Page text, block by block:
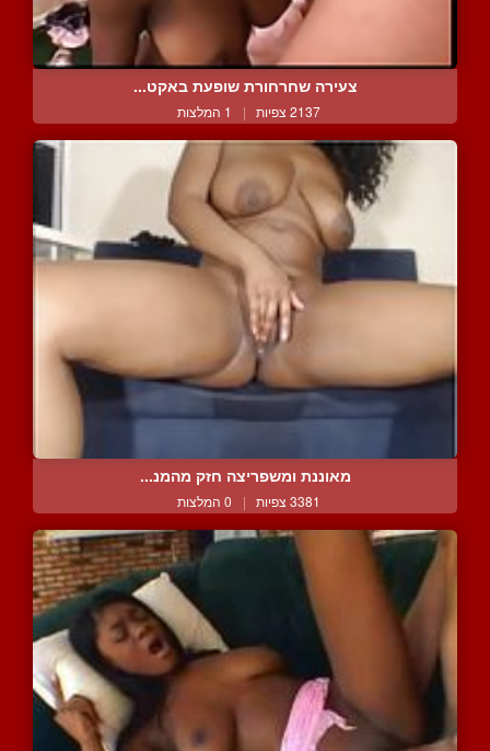
צעירה שחרחורת שופעת באקט...
2137 צפיות | 1 המלצות
מאוננת ומשפריצה חזק מהמנ...
3381 צפיות | 0 המלצות